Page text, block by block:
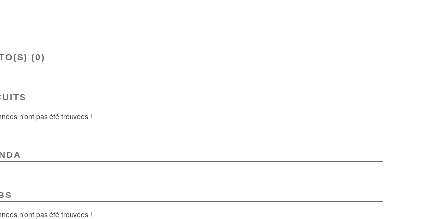
(0)
n'ont pas été trouvées !
n'ont pas été trouvées !